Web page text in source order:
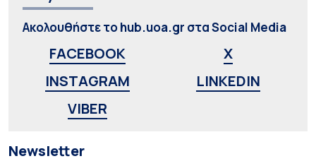
Ακολουθήστε το hub.uoa.gr στα Social Media
FACEBOOK
X
INSTAGRAM
LINKEDIN
VIBER
Newsletter